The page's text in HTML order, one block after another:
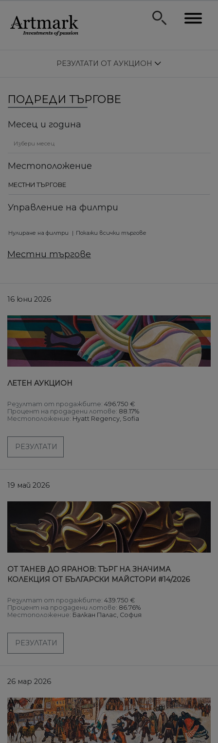
РЕЗУЛТАТИ ОТ АУКЦИОН
ПОДРЕДИ ТЪРГОВЕ
Месец и година
Местоположение
Управление на филтри
Нулиране на филтри Покажи всички търгове
Местни търгове
16 юни 2026
ЛЕТЕН AУКЦИОН
Резултат от продажбите: 496.750 €
Процент на продадени лотове: 88.17%
Местоположение: Hyatt Regency, Sofia
РЕЗУЛТАТИ
19 май 2026
ОТ ТАНЕВ ДО ЯРАНОВ: ТЪРГ НА ЗНАЧИМА
КОЛЕКЦИЯ ОТ БЪЛГАРСКИ МАЙСТОРИ #14/2026
Резултат от продажбите: 439.750 €
Процент на продадени лотове: 86.76%
Местоположение: Балкан Палас, София
РЕЗУЛТАТИ
26 мар 2026